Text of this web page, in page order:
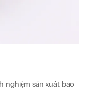
nghiệm sản xuất bao